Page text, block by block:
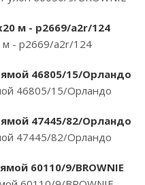
м - p2669/a2r/124
м - p2669/a2r/124
46805/15/Орландо
46805/15/Орландо
47445/82/Орландо
47445/82/Орландо
60110/9/BROWNIE